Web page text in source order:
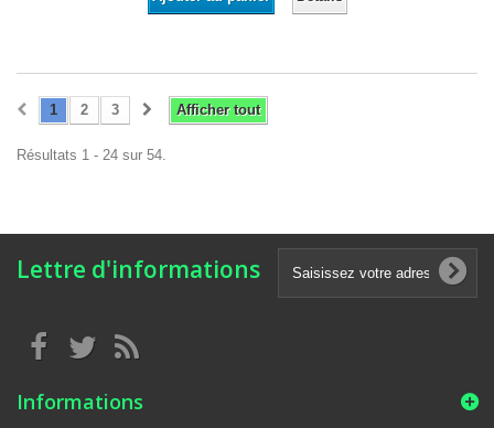
Afficher tout
1 2 3
Résultats 1 - 24 sur 54.
Lettre d'informations
Informations